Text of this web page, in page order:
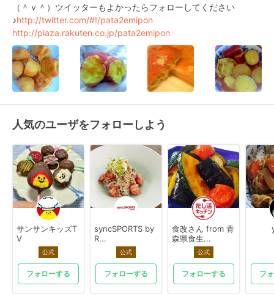
（＾ｖ＾）ツイッターもよかったらフォローしてください
♪http://twitter.com/#!/pata2emipon
http://plaza.rakuten.co.jp/pata2emipon
人気のユーザをフォローしよう
サンサンキッズT
V
公式
フォローする
syncSPORTS by
R...
公式
フォローする
食改さん from 青
森県食生...
公式
フォローする フ